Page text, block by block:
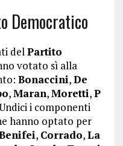
Democratico
delPartito
votato sì alla
Bonaccini,De
,Maran,Moretti,P
i componenti
hanno optato per
, Corrado,La